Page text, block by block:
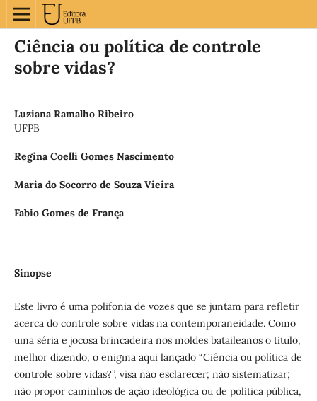
Ciência ou política de controle
sobre vidas?
Luziana Ramalho Ribeiro
UFPB
Regina Coelli Gomes Nascimento
Maria do Socorro de Souza Vieira
Fabio Gomes de França
Sinopse
Este livro é uma polifonia de vozes que se juntam para refletir
acerca do controle sobre vidas na contemporaneidade. Como
uma séria e jocosa brincadeira nos moldes bataileanos o título,
melhor dizendo, o enigma aqui lançado “Ciência ou política de
controle sobre vidas?”, visa não esclarecer; não sistematizar;
não propor caminhos de ação ideológica ou de política pública,